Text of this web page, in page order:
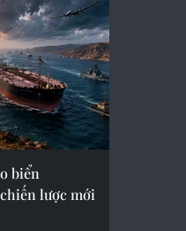
biển
lược mới